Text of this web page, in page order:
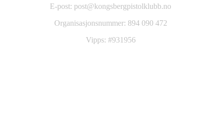
E-post: post@kongsbergpistolklubb.no
Organisasjonsnummer: 894 090 472
Vipps: #931956